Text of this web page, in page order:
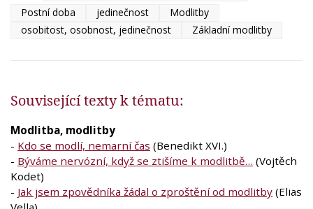
Postní doba
jedinečnost
Modlitby
osobitost, osobnost, jedinečnost
Základní modlitby
Související texty k tématu:
Modlitba, modlitby
- Kdo se modlí, nemarní čas (Benedikt XVI.)
- Býváme nervózní, když se ztišíme k modlitbě… (Vojtěch
Kodet)
- Jak jsem zpovědníka žádal o zproštění od modlitby (Elias